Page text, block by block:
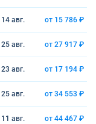
14 авг. от 15 786 ₽
25 авг. от 27 917 ₽
23 авг. от 17 194 ₽
25 авг. от 34 553 ₽
11 авг. от 44 467 ₽